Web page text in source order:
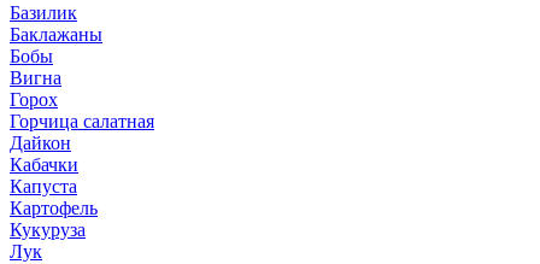
Базилик
Баклажаны
Бобы
Вигна
Горох
Горчица салатная
Дайкон
Кабачки
Капуста
Картофель
Кукуруза
Лук